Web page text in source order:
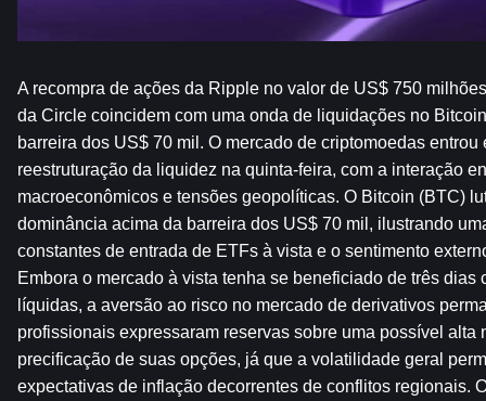
A recompra de ações da Ripple no valor de US$ 750
da Circle coincidem com uma onda de liquidações no
barreira dos US$ 70 mil. O mercado de criptomoedas entrou
reestruturação da liquidez na quinta-feira, com a interação
macroeconômicos e tensões geopolíticas. O Bitcoin (BTC)
dominância acima da barreira dos US$ 70 mil, ilustrando
constantes de entrada de ETFs à vista e o sentimento
Embora o mercado à vista tenha se beneficiado de três dias
líquidas, a aversão ao risco no mercado de derivativos
profissionais expressaram reservas sobre uma possível alta
precificação de suas opções, já que a volatilidade geral
expectativas de inflação decorrentes de conflitos regionais.